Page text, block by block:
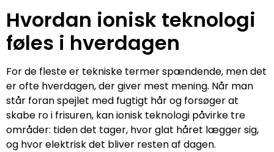
Hvordan ionisk teknologi
føles i hverdagen
For de fleste er tekniske termer spændende, men det
er ofte hverdagen, der giver mest mening. Når man
står foran spejlet med fugtigt hår og forsøger at
skabe ro i frisuren, kan ionisk teknologi påvirke tre
områder: tiden det tager, hvor glat håret lægger sig,
og hvor elektrisk det bliver resten af dagen.